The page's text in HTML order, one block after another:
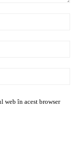
web în acest browser